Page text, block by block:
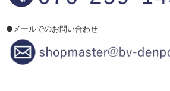
●メールでのお問い合わせ